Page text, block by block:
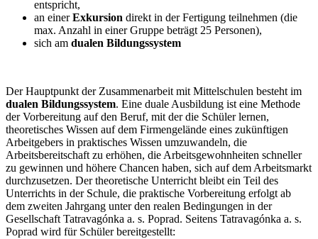
entspricht,
an einerExkursion direkt in der Fertigung teilnehmen (die
max. Anzahl in einer Gruppe beträgt 25 Personen),
sich am dualen Bildungssystem
Der Hauptpunkt der Zusammenarbeit mit Mittelschulen besteht im
dualen Bildungssystem. Eine duale Ausbildung ist eine Methode
der Vorbereitung auf den Beruf, mit der die Schüler lernen,
theoretisches Wissen auf dem Firmengelände eines zukünftigen
Arbeitgebers in praktisches Wissen umzuwandeln, die
Arbeitsbereitschaft zu erhöhen, die Arbeitsgewohnheiten schneller
zu gewinnen und höhere Chancen haben, sich auf dem Arbeitsmarkt
durchzusetzen. Der theoretische Unterricht bleibt ein Teil des
Unterrichts in der Schule, die praktische Vorbereitung erfolgt ab
dem zweiten Jahrgang unter den realen Bedingungen in der
Gesellschaft Tatravagónka a. s. Poprad. Seitens Tatravagónka a. s.
Poprad wird für Schüler bereitgestellt: